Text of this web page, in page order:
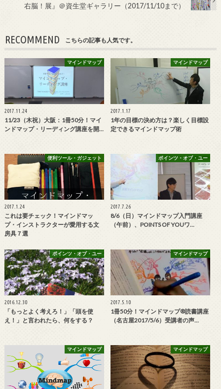
右脳！展』＠資生堂ギャラリー（2017/11/10まで）
RECOMMEND こちらの記事も人気です。
マインドマップ
2017.11.24
11/23（木祝）大阪：1冊50分！マイ
ンドマップ・リーディング講座を開…
マインドマップ
2017.1.17
1年の目標の決め方は？楽しく目標設
定できるマインドマップ術
便利ツール・ガジェット
2017.1.24
これは要チェック！マインドマッ
プ・インストラクターが愛用する文
房具７選
ポインツ・オブ・ユー
2017.7.26
8/6（日）マインドマップ入門講座
（午前）、POINTS OF YOUワ…
ポインツ・オブ・ユー
2016.12.30
「もっとよく考えろ！」「頭を使
え！」と言われたら、何をする？
マインドマップ
2017.5.10
1冊50分！マインドマップ®読書講座
（名古屋2017/5/6）受講者の声…
マインドマップ マインドマップ